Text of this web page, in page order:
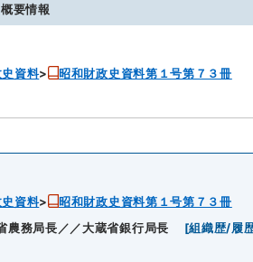
概要情報
資料
昭和財政史資料第１号第７３冊
資料
昭和財政史資料第１号第７３冊
農務局長／／大蔵省銀行局長 [組織歴/履